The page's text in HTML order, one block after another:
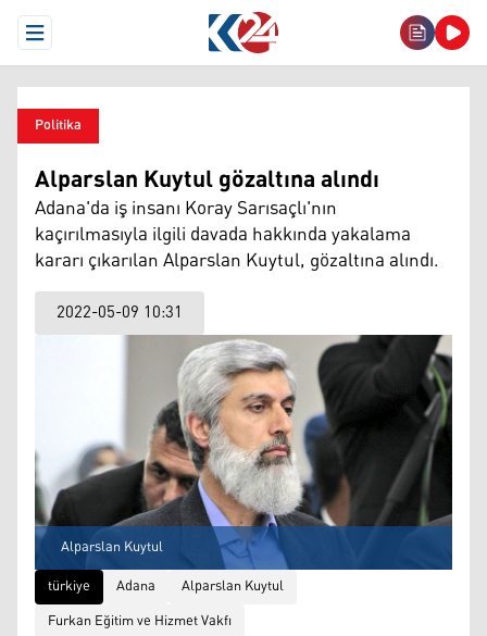
Open Menu
Politika
Alparslan Kuytul gözaltına alındı
Adana'da iş insanı Koray Sarısaçlı'nın
kaçırılmasıyla ilgili davada hakkında yakalama
kararı çıkarılan Alparslan Kuytul, gözaltına alındı.
2022-05-09 10:31
Alparslan Kuytul
türkiye
Adana
Alparslan Kuytul
Furkan Eğitim ve Hizmet Vakfı